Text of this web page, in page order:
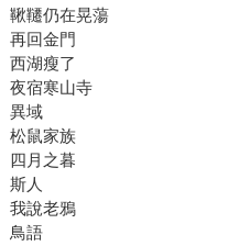
鞦韆仍在晃蕩
再回金門
西湖瘦了
夜宿寒山寺
異域
松鼠家族
四月之暮
斯人
我說老鴉
鳥語